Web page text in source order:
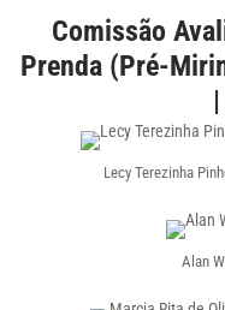
Comissão
Prenda (Pré-
Lecy Terezinha
Alan